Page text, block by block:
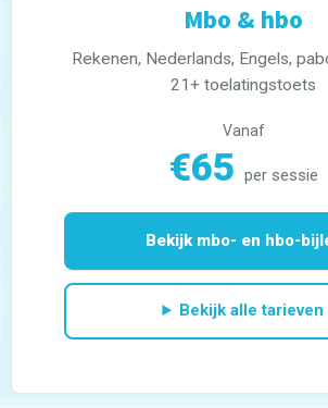
Thuis
Basisschool
Spelling
Mbo & hbo
Rekenen, Nederlands, Engels,
21+ toelatingstoets
Vanaf
€65 per sessie
Bekijk mbo- en hbo-
Bekijk alle tarieven